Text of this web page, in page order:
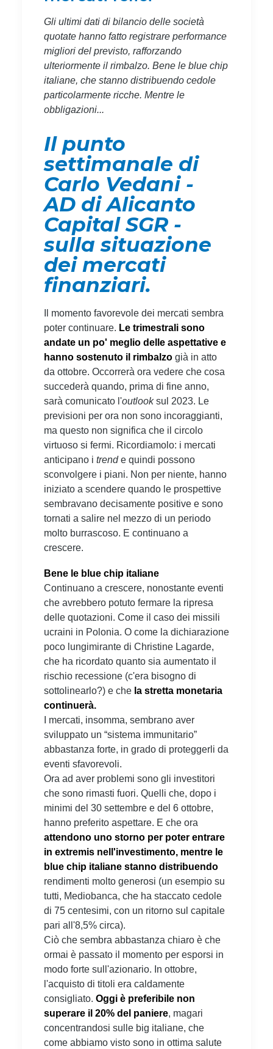
Gli ultimi dati di bilancio delle società
quotate hanno fatto registrare performance
migliori del previsto, rafforzando
ulteriormente il rimbalzo. Bene le blue chip
italiane, che stanno distribuendo cedole
particolarmente ricche. Mentre le
obbligazioni...
Il punto
settimanale di
Carlo Vedani -
AD di Alicanto
Capital SGR -
sulla situazione
dei mercati
finanziari.
Il momento favorevole dei mercati sembra
poter continuare. Le trimestrali sono
andate un po' meglio delle aspettative e
hanno sostenuto il rimbalzo già in atto
da ottobre. Occorrerà ora vedere che cosa
succederà quando, prima di fine anno,
sarà comunicato l'outlooksul 2023. Le
previsioni per ora non sono incoraggianti,
ma questo non significa che il circolo
virtuoso si fermi. Ricordiamolo: i mercati
anticipano i trende quindi possono
sconvolgere i piani. Non per niente, hanno
iniziato a scendere quando le prospettive
sembravano decisamente positive e sono
tornati a salire nel mezzo di un periodo
molto burrascoso. E continuano a
crescere.
Bene le blue chip italiane
Continuano a crescere, nonostante eventi
che avrebbero potuto fermare la ripresa
delle quotazioni. Come il caso dei missili
ucraini in Polonia. O come la dichiarazione
poco lungimirante di Christine Lagarde,
che ha ricordato quanto sia aumentato il
rischio recessione (c'era bisogno di
sottolinearlo?) e che la stretta monetaria
continuerà.
I mercati, insomma, sembrano aver
sviluppato un “sistema immunitario”
abbastanza forte, in grado di proteggerli da
eventi sfavorevoli.
Ora ad aver problemi sono gli investitori
che sono rimasti fuori. Quelli che, dopo i
minimi del 30 settembre e del 6 ottobre,
hanno preferito aspettare. E che ora
attendono uno storno per poter entrare
in extremis nell'investimento, mentre le
blue chip italiane stanno distribuendo
rendimenti molto generosi (un esempio su
tutti, Mediobanca, che ha staccato cedole
di 75 centesimi, con un ritorno sul capitale
pari all'8,5% circa).
Ciò che sembra abbastanza chiaro è che
ormai è passato il momento per esporsi in
modo forte sull'azionario. In ottobre,
l'acquisto di titoli era caldamente
consigliato. Oggi è preferibile non
superare il 20% del paniere, magari
concentrandosi sulle big italiane, che
come abbiamo visto sono in ottima salute